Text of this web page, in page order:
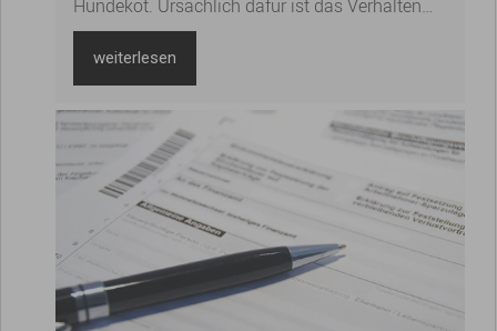
Hundekot. Ursächlich dafür ist das Verhalten
von Hundehaltern, die bestimmte „Spielregeln“
leider nicht beachten.
weiterlesen